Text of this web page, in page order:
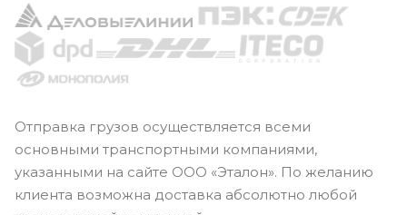
Отправка грузов осуществляется всеми
основными транспортными компаниями,
указанными на сайте ООО «Эталон». По желанию
клиента возможна доставка абсолютно любой